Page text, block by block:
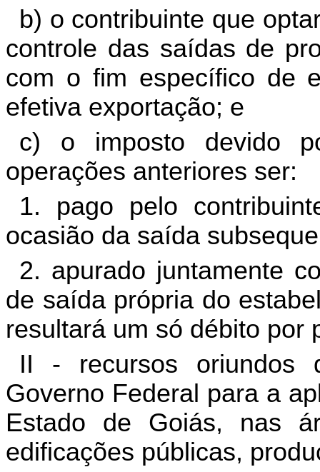
b) o contribuinte que
controle das saídas de
com o fim específico de
efetiva exportação; e
c) o imposto devido
operações anteriores ser:
1. pago pelo
ocasião da saída
2. apurado juntamente
de saída própria do
resultará um só débito por
II - recursos oriundos
Governo Federal para a
Estado de Goiás, nas
edificações públicas,